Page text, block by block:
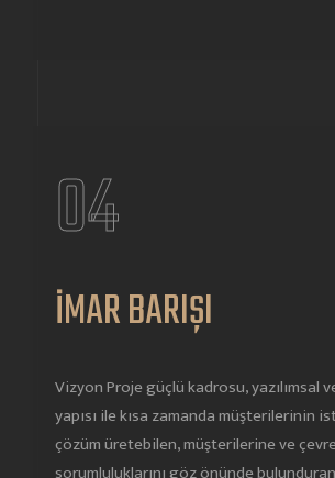
04
İMAR BARIŞI
Vizyon Proje güçlü kadrosu, yazılımsal
yapısı ile kısa zamanda müşterilerinin
çözüm üretebilen, müşterilerine ve